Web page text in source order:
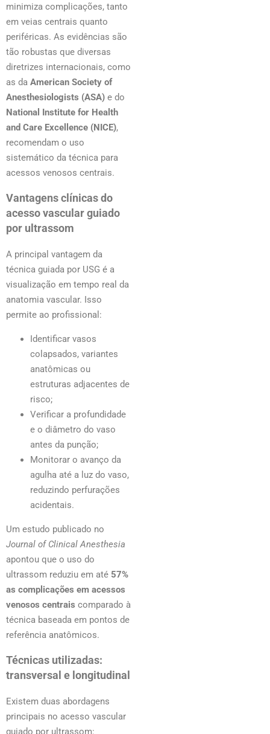
minimiza complicações, tanto
em veias centrais quanto
periféricas. As evidências são
tão robustas que diversas
diretrizes internacionais, como
as da American Society of
Anesthesiologists (ASA) e do
National Institute for Health
and Care Excellence (NICE),
recomendam o uso
sistemático da técnica para
acessos venosos centrais.
Vantagens clínicas do
acesso vascular guiado
por ultrassom
A principal vantagem da
técnica guiada por USG é a
visualização em tempo real da
anatomia vascular. Isso
permite ao profissional:
Identificar vasos
colapsados, variantes
anatômicas ou
estruturas adjacentes de
risco;
Verificar a profundidade
e o diâmetro do vaso
antes da punção;
Monitorar o avanço da
agulha até a luz do vaso,
reduzindo perfurações
acidentais.
Um estudo publicado no
Journal of Clinical Anesthesia
apontou que o uso do
ultrassom reduziu em até 57%
as complicações em acessos
venosos centrais comparado à
técnica baseada em pontos de
referência anatômicos.
Técnicas utilizadas:
transversal e longitudinal
Existem duas abordagens
principais no acesso vascular
guiado por ultrassom: